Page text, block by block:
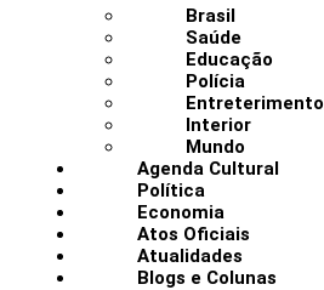
Brasil
Saúde
Educação
Polícia
Entreterimento
Interior
Mundo
Agenda Cultural
Política
Economia
Atos Oficiais
Atualidades
Blogs e Colunas